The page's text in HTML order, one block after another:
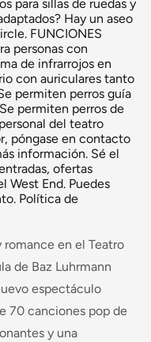
para sillas de ruedas y
Hay un aseo
FUNCIONES
personas con
de infrarrojos en
con auriculares tanto
permiten perros guía
permiten perros de
del teatro
póngase en contacto
información. Sé el
ofertas
West End. Puedes
Política de
romance en el Teatro
de Baz Luhrmann
espectáculo
70 canciones pop de
y una